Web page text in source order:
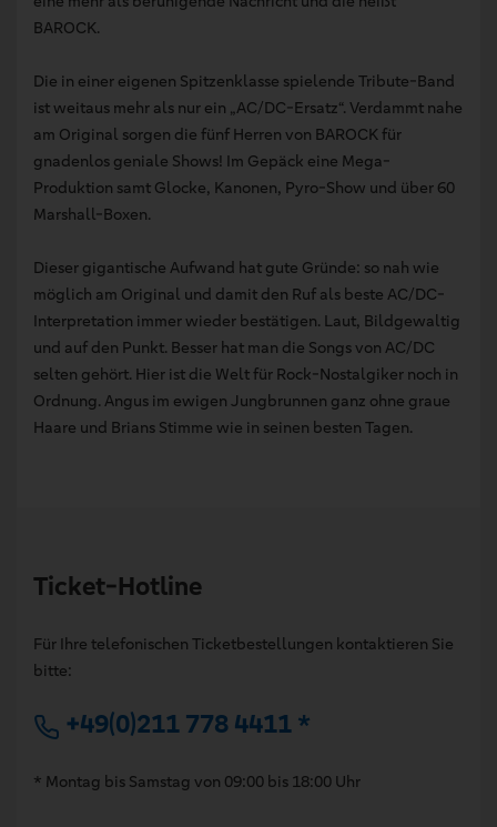
BAROCK.
Die in einer eigenen Spitzenklasse spielende Tribute-Band
ist weitaus mehr als nur ein „AC/DC-Ersatz“. Verdammt nahe
am Original sorgen die fünf Herren von BAROCK für
gnadenlos geniale Shows! Im Gepäck eine Mega-
Produktion samt Glocke, Kanonen, Pyro-Show und über 60
Marshall-Boxen.
Dieser gigantische Aufwand hat gute Gründe: so nah wie
möglich am Original und damit den Ruf als beste AC/DC-
Interpretation immer wieder bestätigen. Laut, Bildgewaltig
und auf den Punkt. Besser hat man die Songs von AC/DC
selten gehört. Hier ist die Welt für Rock-Nostalgiker noch in
Ordnung. Angus im ewigen Jungbrunnen ganz ohne graue
Haare und Brians Stimme wie in seinen besten Tagen.
Ticket-Hotline
Für Ihre telefonischen Ticketbestellungen kontaktieren Sie
bitte:
+49(0)211 778 4411 *
* Montag bis Samstag von 09:00 bis 18:00 Uhr